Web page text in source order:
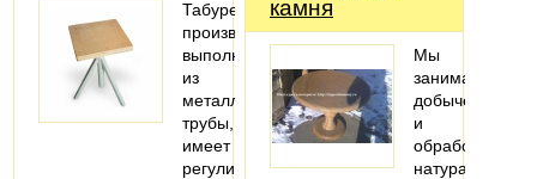
Табурет
производственный
выполнен
из
металлической
трубы,
имеет
регулировку
камня
Мы
занимаемся
добычей
и
обработкой
натурального